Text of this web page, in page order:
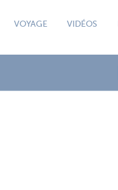
VOYAGE VIDÉOS